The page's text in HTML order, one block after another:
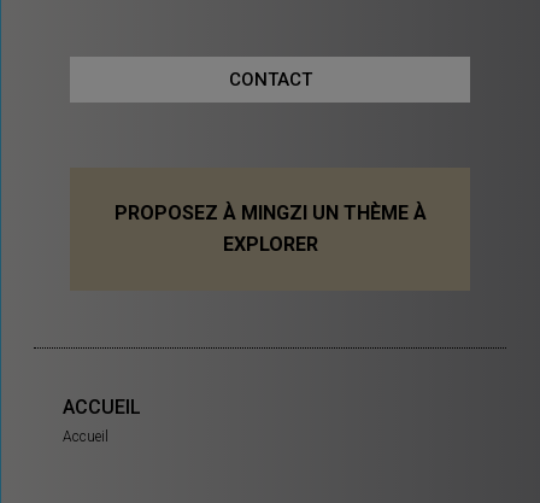
CONTACT
PROPOSEZ À MINGZI UN THÈME À
EXPLORER
ACCUEIL
Accueil